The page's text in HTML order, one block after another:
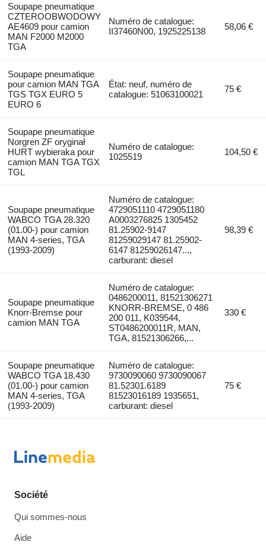
Soupape pneumatique
CZTEROOBWODOWY
AE4609 pour camion
MAN F2000 M2000
TGA
Numéro de catalogue:
II37460N00, 1925225138
58,06 €
Soupape pneumatique
pour camion MAN TGA
TGS TGX EURO 5
EURO 6
État: neuf, numéro de
catalogue: 51063100021
75 €
Soupape pneumatique
Norgren ZF oryginał
HURT wybieraka pour
camion MAN TGA TGX
TGL
Numéro de catalogue:
1025519
104,50 €
Soupape pneumatique
WABCO TGA 28.320
(01.00-) pour camion
MAN 4-series, TGA
(1993-2009)
Numéro de catalogue:
4729051110 4729051180
A0003276825 1305452
81.25902-9147
81259029147 81.25902-
6147 81259026147...,
carburant: diesel
98,39 €
Soupape pneumatique
Knorr-Bremse pour
camion MAN TGA
Numéro de catalogue:
0486200011, 81521306271
KNORR-BREMSE, 0 486
200 011, K039544,
ST0486200011R, MAN,
TGA, 81521306266,...
330 €
Soupape pneumatique
WABCO TGA 18.430
(01.00-) pour camion
MAN 4-series, TGA
(1993-2009)
Numéro de catalogue:
9730090060 9730090067
81.52301.6189
81523016189 1935651,
carburant: diesel
75 €
Société
Qui sommes-nous
Aide